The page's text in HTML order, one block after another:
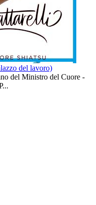
del lavoro)
del Ministro del Cuore -